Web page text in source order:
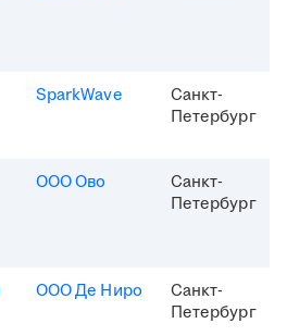
SparkWave
Санкт-
Петербург
ООО Ово
Санкт-
Петербург
ООО Де Ниро
Санкт-
Петербург